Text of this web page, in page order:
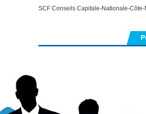
SCF Conseils Capitale-Nationale-